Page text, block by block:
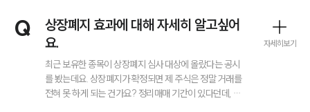
Q
상장폐지 효과에 대해 자세히 알고싶어
요.
최근 보유한 종목이 상장폐지 심사 대상에 올랐다는 공시
를 봤는데요. 상장폐지가 확정되면 제 주식은 정말 거래를
전혀 못 하게 되는 건가요? 정리매매 기간이 있다던데, 그
자세히보기